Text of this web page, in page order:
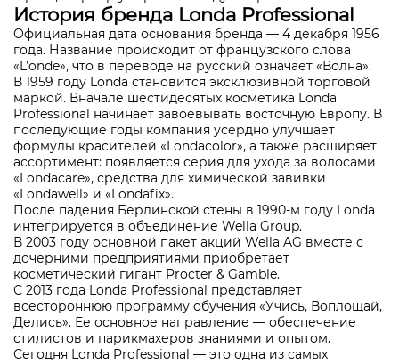
История бренда Londa Professional
Официальная дата основания бренда — 4 декабря 1956
года. Название происходит от французского слова
«L’onde», что в переводе на русский означает «Волна».
В 1959 году Londa становится эксклюзивной торговой
маркой. Вначале шестидесятых косметика Londa
Professional начинает завоевывать восточную Европу. В
последующие годы компания усердно улучшает
формулы красителей «Londacolor», а также расширяет
ассортимент: появляется серия для ухода за волосами
«Londacare», средства для химической завивки
«Londawell» и «Londafix».
После падения Берлинской стены в 1990-м году Londa
интегрируется в объединение Wella Group.
В 2003 году основной пакет акций Wella AG вместе с
дочерними предприятиями приобретает
косметический гигант Procter & Gamble.
С 2013 года Londa Professional представляет
всестороннюю программу обучения «Учись, Воплощай,
Делись». Ее основное направление — обеспечение
стилистов и парикмахеров знаниями и опытом.
Сегодня Londa Professional — это одна из самых